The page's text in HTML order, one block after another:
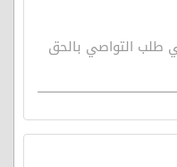
- الوجه في طلب التواصي بالحق